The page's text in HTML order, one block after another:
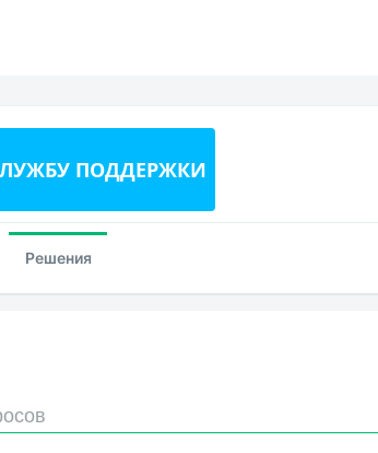
ПОДДЕРЖКИ
Решения